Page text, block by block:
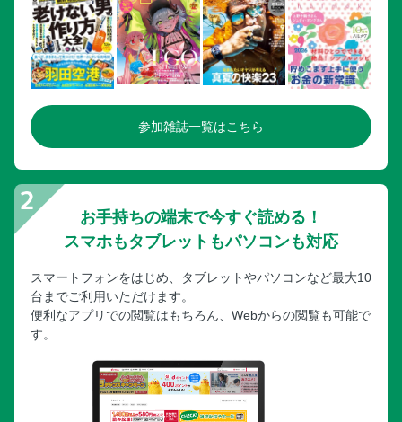
〈番外編①〉モッツァレラとかまぼこのマヨポンサラダ ほ
か
なすベーコンのトマトソースピザ
ソーセージコーンのハニーケチャップソースピザ／じゃこね
ゆで卵とチーズのねじり春巻き
オイルサーディンとチーズのミニ春巻き／ベーコンときのこ
のチーズ春巻き
もちピザ
餅ピザキムチーズ／餅ピザ明太のりチーズ
〈番外編②〉クリームチーズのベーコン&ペッパーディップ
モッツァレラのクリームマリネ 生ハムのせ／冷ややっこ風
／ぶどう添え
クリームチーズのガーリックオイル漬け／スイートチリソー
【チーズdeお手軽ワンプレート】
〈よりどりチーズトースト〉焼きとりチーズ
参加雑誌一覧はこちら
お手持ちの端末で今すぐ読める！
スマホもタブレットもパソコンも対応
スマートフォンをはじめ、タブレットやパソコンなど最大10
台までご利用いただけます。
便利なアプリでの閲覧はもちろん、Webからの閲覧も可能で
す。